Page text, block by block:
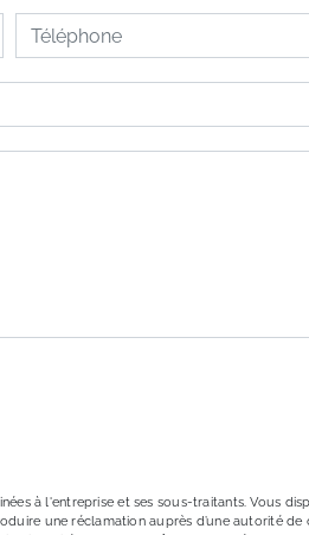
à l'entreprise et ses sous-traitants. Vous
une réclamation auprès d’une autorité de